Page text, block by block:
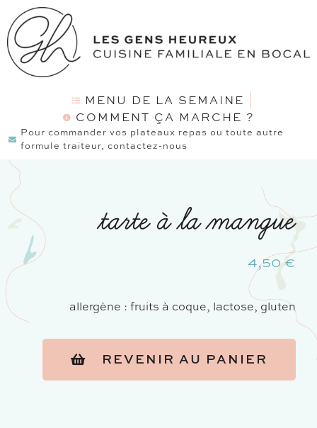
MENU DE LA SEMAINE
COMMENT ÇA MARCHE ?
Pour commander vos plateaux repas ou toute autre
formule traiteur, contactez-nous
tarte à la mangue
4,50 €
allergène : fruits à coque, lactose, gluten
REVENIR AU PANIER